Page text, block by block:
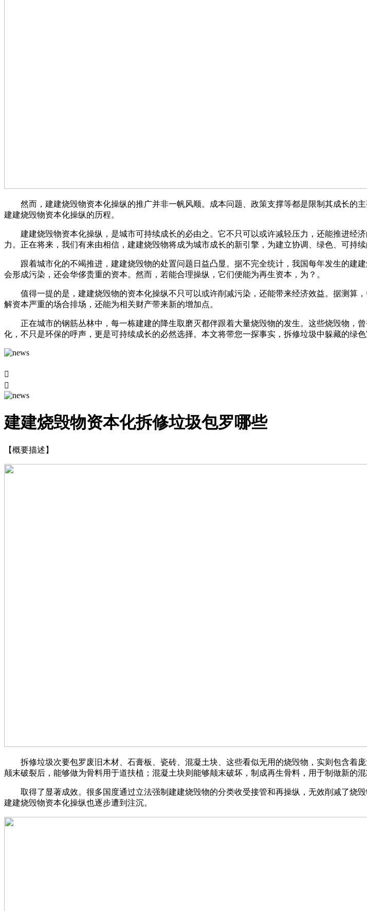
然而，建建烧毁物资本化操纵的推广并非一帆风顺。成本问题、政策支撑等都是限制其成长的
建建烧毁物资本化操纵的历程。
建建烧毁物资本化操纵，是城市可持续成长的必由之。它不只可以或许减轻压力，还能推进经
力。正在将来，我们有来由相信，建建烧毁物将成为城市成长的新引擎，为建立协调、绿色、可持续
跟着城市化的不竭推进，建建烧毁物的处置问题日益凸显。据不完全统计，我国每年发生的建
会形成污染，还会华侈贵重的资本。然而，若能合理操纵，它们便能为再生资本，为？。
值得一提的是，建建烧毁物的资本化操纵不只可以或许削减污染，还能带来经济效益。据测算
解资本严重的场合排场，还能为相关财产带来新的增加点。
正在城市的钢筋丛林中，每一栋建建的降生取磨灭都伴跟着大量烧毁物的发生。这些烧毁物，
化，不只是环保的呼声，更是可持续成长的必然选择。本文将带您一探事实，拆修垃圾中躲藏的绿色


建建烧毁物资本化拆修垃圾包罗哪些
【概要描述】
拆修垃圾次要包罗废旧木材、石膏板、瓷砖、混凝土块、这些看似无用的烧毁物，实则包含着
颠末破裂后，能够做为骨料用于道扶植；混凝土块则能够颠末破坏，制成再生骨料，用于制做新的混
取得了显著成效。很多国度通过立法强制建建烧毁物的分类收受接管和再操纵，无效削减了烧
建建烧毁物资本化操纵也逐步遭到注沉。